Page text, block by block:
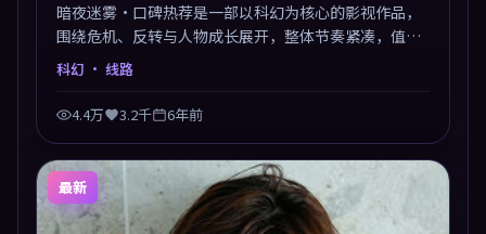
暗夜迷雾·口碑热荐是一部以科幻为核心的影视作品，
围绕危机、反转与人物成长展开，整体节奏紧凑，值得
推荐观看。
科幻 · 线路
4.4万 3.2千 6年前
最新